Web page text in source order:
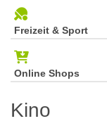
Freizeit & Sport
Online Shops
Kino